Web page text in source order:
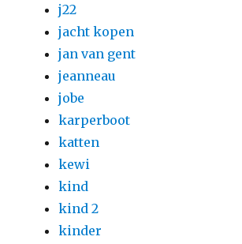
j22
jacht kopen
jan van gent
jeanneau
jobe
karperboot
katten
kewi
kind
kind 2
kinder